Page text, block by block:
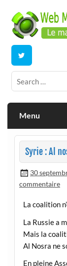
content
E-commerce |
Menu
Syrie : Al
30
commentaire
La coalition
La Russie a
Mais la
Al Nosra ne
En pleine